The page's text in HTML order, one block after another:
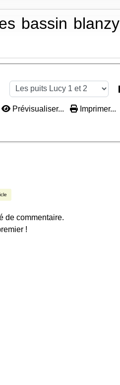
bassin blanzy
Prévisualiser... Imprimer...
de commentaire.
!